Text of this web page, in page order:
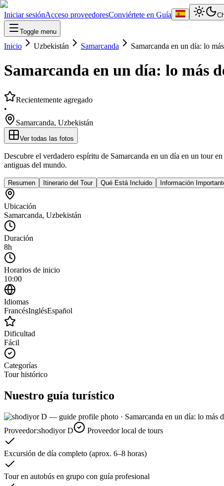
Iniciar sesiónAcceso proveedoresConviértete en Guía
Toggle menu
Inicio Uzbekistán Samarcanda Samarcanda en un día: lo
Samarcanda en un día: lo más
Recientemente agregado
•
Samarcanda, Uzbekistán
Ver todas las fotos
Descubre el verdadero espíritu de Samarcanda en un día en un tour
antiguas del mundo.
Resumen Itinerario del Tour Qué Está Incluido Información
Ubicación
Samarcanda, Uzbekistán
Duración
8h
Horarios de inicio
10:00
Idiomas
FrancésInglésEspañol
Dificultad
Fácil
Categorías
Tour histórico
Nuestro guía turístico
Proveedor:shodiyor D Proveedor local de tours
Excursión de día completo (aprox. 6–8 horas)
Tour en autobús en grupo con guía profesional